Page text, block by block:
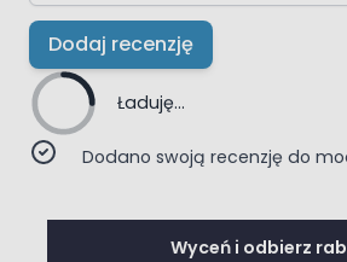
Dodaj recenzję
Ładuję...
Dodano swoją recenzję do
Wyceń i odbierz